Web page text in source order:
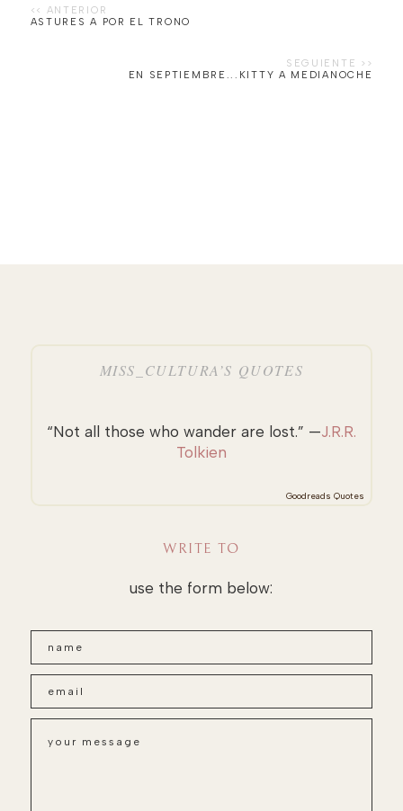
ASTURES A POR EL TRONO
EN SEPTIEMBRE...KITTY A MEDIANOCHE
MISS_CULTURA’S QUOTES
“Not all those who wander are lost.” —J.R.R.
Tolkien
Goodreads Quotes
WRITE TO
use the form below: